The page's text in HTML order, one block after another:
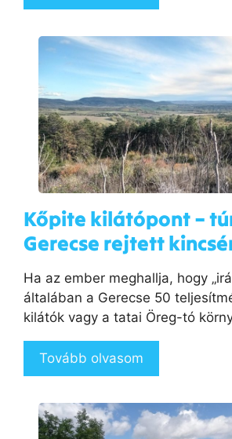
Kőpite kilátópont –
Gerecse rejtett
Ha az ember meghallja, hogy
általában a Gerecse 50
kilátók vagy a tatai Öreg-tó
Tovább olvasom